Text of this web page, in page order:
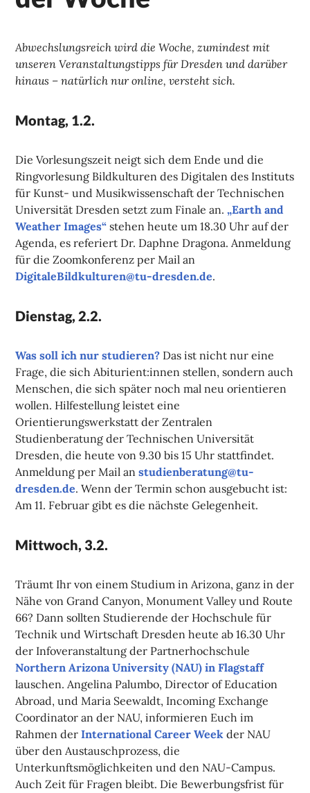
Abwechslungsreich wird die Woche, zumindest mit
unseren Veranstaltungstipps für Dresden und darüber
hinaus – natürlich nur online, versteht sich.
Montag, 1.2.
Die Vorlesungszeit neigt sich dem Ende und die
Ringvorlesung Bildkulturen des Digitalen des Instituts
für Kunst- und Musikwissenschaft der Technischen
Universität Dresden setzt zum Finale an.„Earth and
Weather Images“ stehen heute um 18.30 Uhr auf der
Agenda, es referiert Dr. Daphne Dragona. Anmeldung
für die Zoomkonferenz per Mail an
DigitaleBildkulturen@tu-dresden.de.
Dienstag, 2.2.
Was soll ich nur studieren? Das ist nicht nur eine
Frage, die sich Abiturient:innen stellen, sondern auch
Menschen, die sich später noch mal neu orientieren
wollen. Hilfestellung leistet eine
Orientierungswerkstatt der Zentralen
Studienberatung der Technischen Universität
Dresden, die heute von 9.30 bis 15 Uhr stattfindet.
Anmeldung per Mail anstudienberatung@tu-
dresden.de. Wenn der Termin schon ausgebucht ist:
Am 11. Februar gibt es die nächste Gelegenheit.
Mittwoch, 3.2.
Träumt Ihr von einem Studium in Arizona, ganz in der
Nähe von Grand Canyon, Monument Valley und Route
66? Dann sollten Studierende der Hochschule für
Technik und Wirtschaft Dresden heute ab 16.30 Uhr
der Infoveranstaltung der Partnerhochschule
Northern Arizona University (NAU) in Flagstaff
lauschen. Angelina Palumbo, Director of Education
Abroad, und Maria Seewaldt, Incoming Exchange
Coordinator an der NAU, informieren Euch im
Rahmen derInternational Career Week der NAU
über den Austauschprozess, die
Unterkunftsmöglichkeiten und den NAU-Campus.
Auch Zeit für Fragen bleibt. Die Bewerbungsfrist für